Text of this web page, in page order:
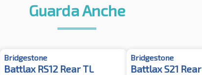
Guarda Anche
Bridgestone
Battlax RS12 Rear TL
Bridgestone
Battlax S21 Rear